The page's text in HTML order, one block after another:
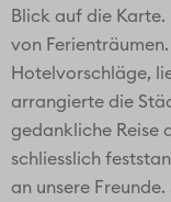
Blick auf die
von
Hotelvorschläge,
arrangierte die
gedankliche Reise
schliesslich
an unsere